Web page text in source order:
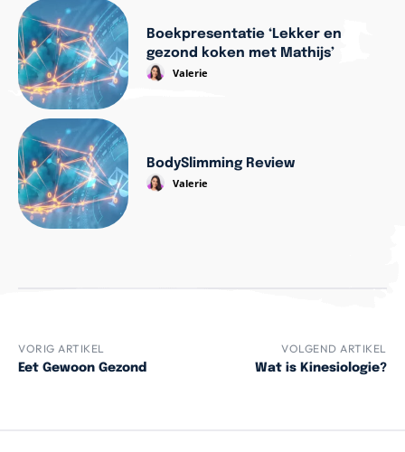
Boekpresentatie ‘Lekker en
gezond koken met Mathijs’
Valerie
BodySlimming Review
Valerie
VORIG ARTIKEL
Eet Gewoon Gezond
VOLGEND ARTIKEL
Wat is Kinesiologie?